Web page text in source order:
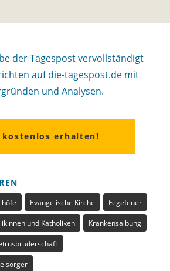
der Tagespost vervollständigt
auf die-tagespost.de mit
und Analysen.
kostenlos erhalten!
Evangelische Kirche Fegefeuer
und Katholiken Krankensalbung